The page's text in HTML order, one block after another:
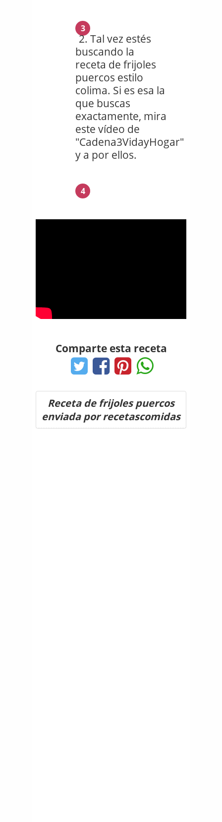
3
Tal vez estés
buscando la
receta de frijoles
puercos estilo
colima. Si es esa la
que buscas
exactamente, mira
este vídeo de
"Cadena3VidayHogar"
y a por ellos.
4
Comparte esta receta
Receta de frijoles puercos
enviada por recetascomidas